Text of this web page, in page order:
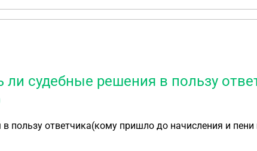
судебные решения в пользу
пользу ответчика(кому пришло до начисления и